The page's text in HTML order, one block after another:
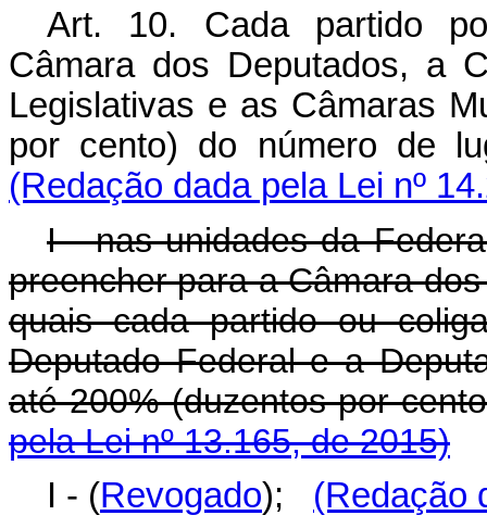
Art. 10. Cada partido
Câmara dos Deputados, a
Legislativas e as Câmaras
por cento) do número de
(Redação dada pela Lei nº
I - nas unidades da
preencher para a Câmara
quais cada partido ou
Deputado Federal e a
até 200% (duzentos por
pela Lei nº 13.165, de 2015)
I - (Revogado);
(Redação